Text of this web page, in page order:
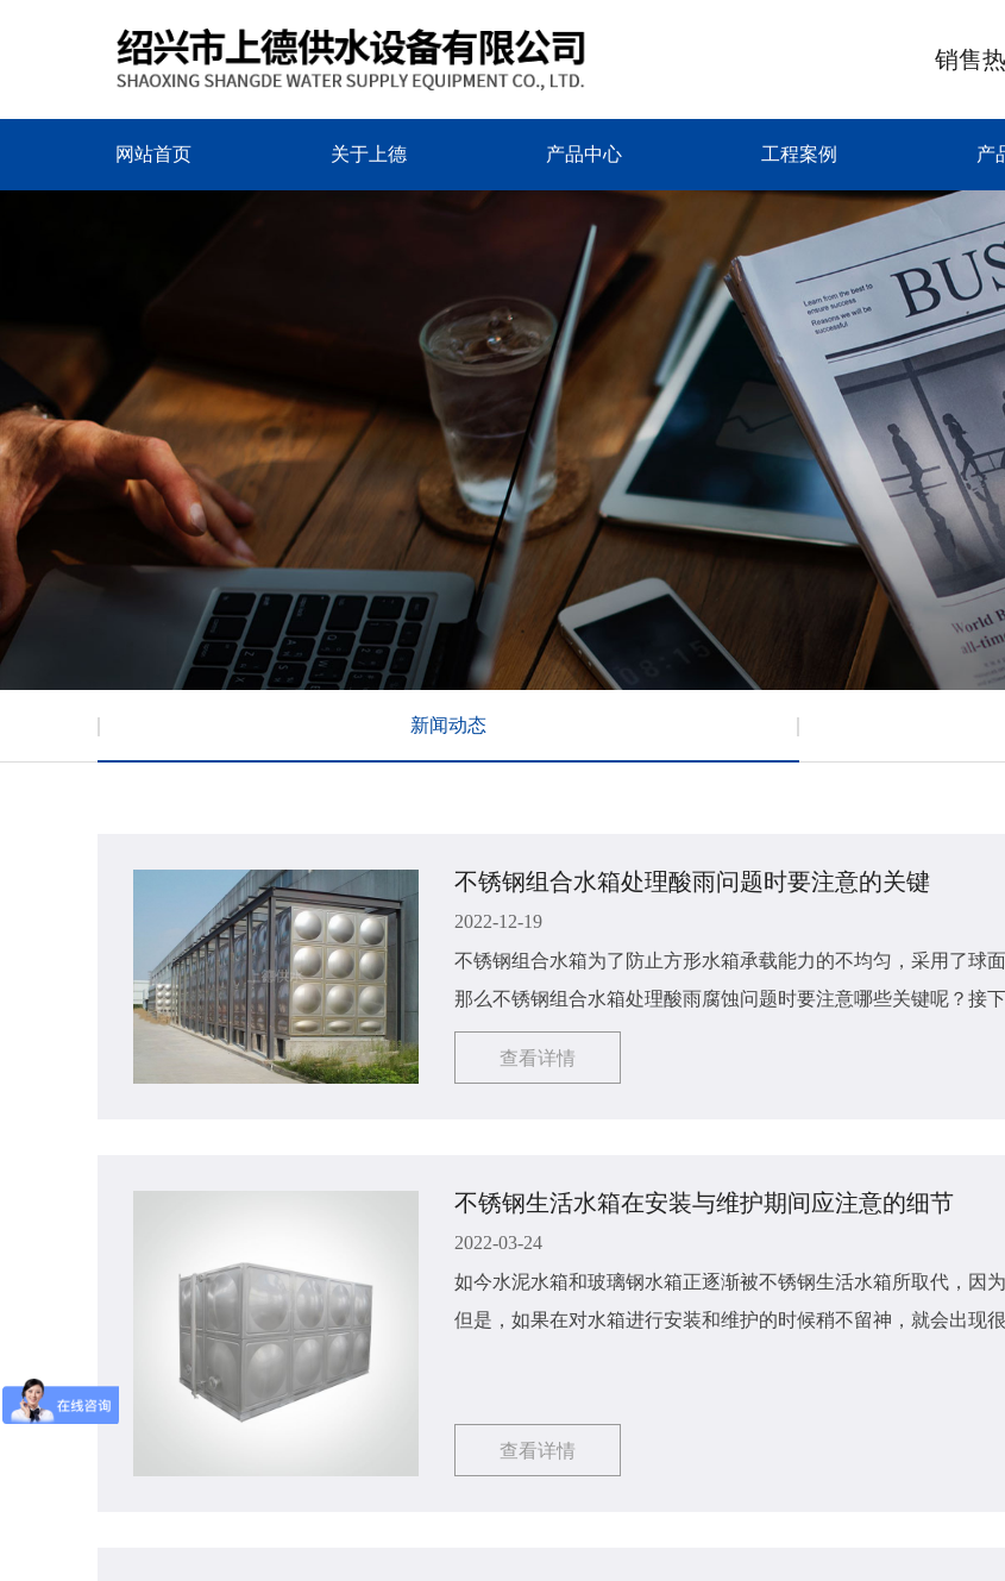
销售
网站首页 关于上德 产品中心 工程案例 产
新闻动态
不锈钢组合水箱处理酸雨问题时要注意的关键
2022-12-19
不锈钢组合水箱为了防止方形水箱承载能力的不均匀，采用了球
那么不锈钢组合水箱​处理酸雨腐蚀问题时要注意哪些关键呢？接
体内容如下：
查看详情
不锈钢生活水箱在安装与维护期间应注意的细节
2022-03-24
如今水泥水箱和玻璃钢水箱正逐渐被不锈钢生活水箱所取代，因
但是，如果在对水箱进行安装和维护的时候稍不留神，就会出现
查看详情